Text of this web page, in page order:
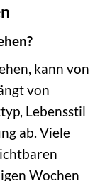
kann von
von
Lebensstil
ab. Viele
Wochen